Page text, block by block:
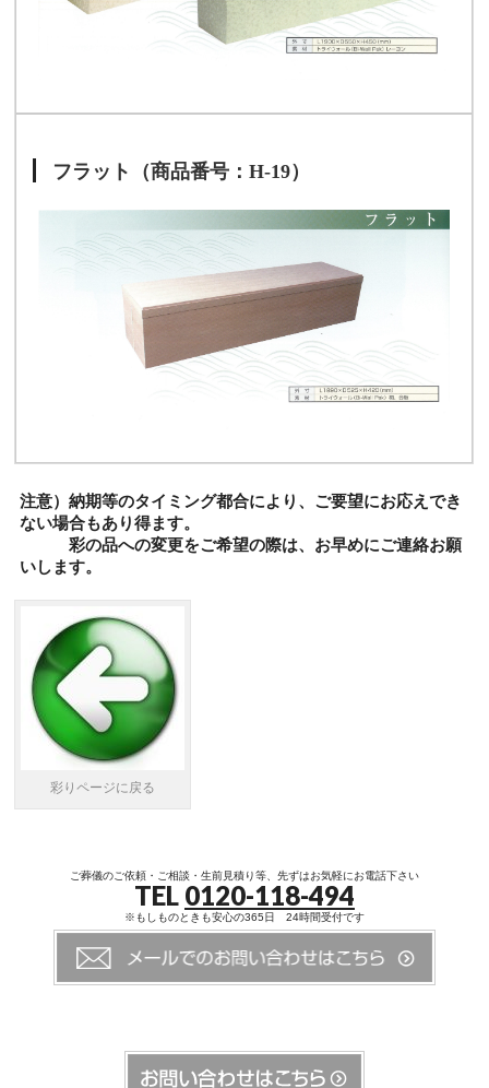
フラット（商品番号：H-19）
注意）納期等のタイミング都合により、ご要望にお応えでき
ない場合もあり得ます。
彩の品への変更をご希望の際は、お早めにご連絡お願
いします。
彩りページに戻る
ご葬儀のご依頼・ご相談・生前見積り等、先ずはお気軽にお電話下さい
TEL 0120-118-494
※もしものときも安心の365日 24時間受付です